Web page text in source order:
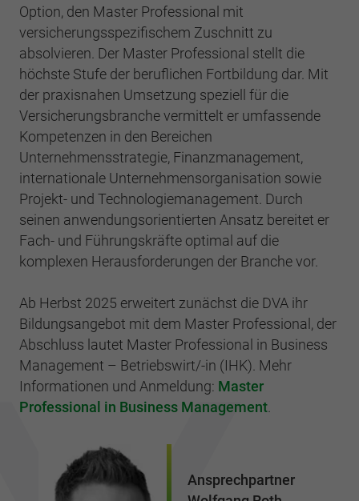
Option, den Master Professional mit
versicherungsspezifischem Zuschnitt zu
absolvieren. Der Master Professional stellt die
höchste Stufe der beruflichen Fortbildung dar. Mit
der praxisnahen Umsetzung speziell für die
Versicherungsbranche vermittelt er umfassende
Kompetenzen in den Bereichen
Unternehmensstrategie, Finanzmanagement,
internationale Unternehmensorganisation sowie
Projekt- und Technologiemanagement. Durch
seinen anwendungsorientierten Ansatz bereitet er
Fach- und Führungskräfte optimal auf die
komplexen Herausforderungen der Branche vor.
Ab Herbst 2025 erweitert zunächst die DVA ihr
Bildungsangebot mit dem Master Professional, der
Abschluss lautet Master Professional in Business
Management – Betriebswirt/-in (IHK). Mehr
Informationen und Anmeldung: Master
Professional in Business Management.
Ansprechpartner